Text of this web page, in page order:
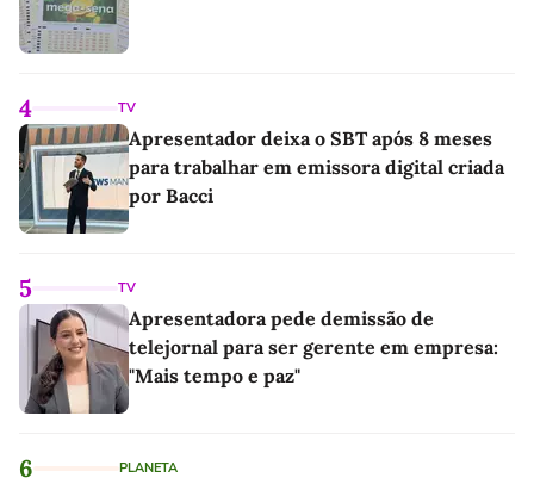
4 TV
Apresentador deixa o SBT após 8 meses
para trabalhar em emissora digital criada
por Bacci
5 TV
Apresentadora pede demissão de
telejornal para ser gerente em empresa:
"Mais tempo e paz"
6 PLANETA